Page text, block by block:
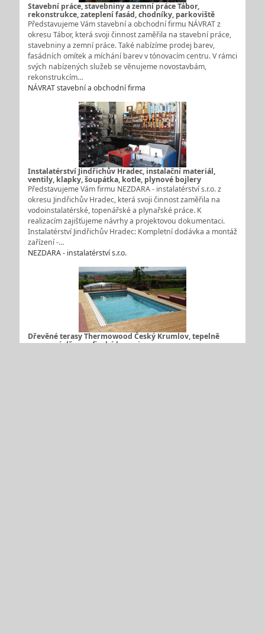
Stavební práce, stavebniny a zemní práce Tábor,
rekonstrukce, zateplení fasád, chodníky, parkoviště
Představujeme Vám stavební a obchodní firmu NÁVRAT z
okresu Tábor, která svoji činnost zaměřila na stavební práce,
stavebniny a zemní práce. Také nabízíme prodej barev,
fasádních omítek a míchání barev v tónovacím centru. V rámci
svých nabízených služeb se věnujeme novostavbám,
rekonstrukcím…
NÁVRAT stavební a obchodní firma
Instalatérství Jindřichův Hradec, instalační materiál,
ventily, klapky, šoupátka, kotle, plynové bojlery
Představujeme Vám firmu NEZDARA - instalatérství s.r.o. z
okresu Jindřichův Hradec, která svoji činnost zaměřila na
vodoinstalatérské, topenářské a plynařské práce. K
realizacím zajišťujeme návrhy a projektovou dokumentaci.
Instalatérství Jindřichův Hradec: Kompletní dodávka a montáž
zařízení -…
NEZDARA - instalatérství s.r.o.
Dřevěné terasy Thermowood Český Krumlov, tepelně
upravené dřevo z finské borovice